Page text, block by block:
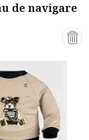
de navigare